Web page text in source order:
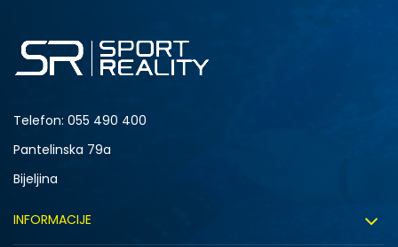
Telefon: 055 490 400
Pantelinska 79a
Bijeljina
INFORMACIJE